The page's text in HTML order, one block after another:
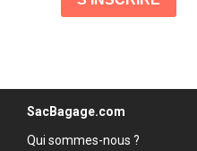
SacBagage.com
Qui sommes-nous ?